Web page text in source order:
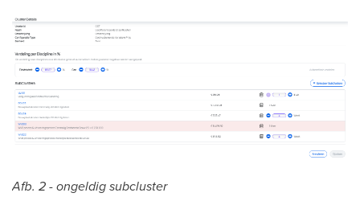
Afb. 2 - ongeldig subcluster